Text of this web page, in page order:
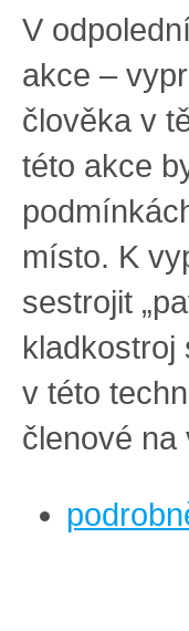
V
akce –
člověka v
této akce
místo. K
sestrojit
kladkostroj
v této
členové na